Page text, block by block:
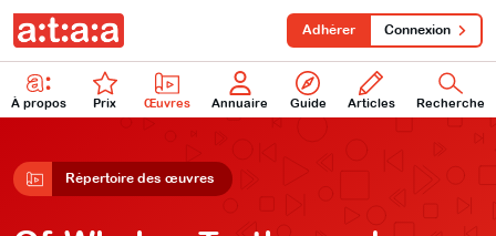
À propos Prix Œuvres Annuaire Guide Articles Recherche
Adhérer Connexion
Répertoire des œuvres